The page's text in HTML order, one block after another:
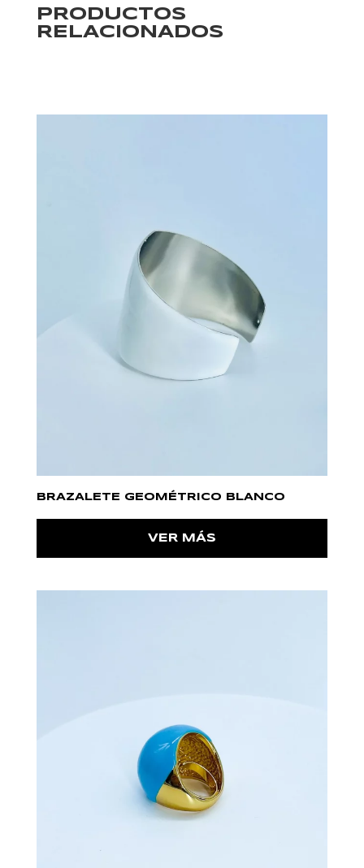
PRODUCTOS
RELACIONADOS
BRAZALETE GEOMÉTRICO BLANCO
VER MÁS